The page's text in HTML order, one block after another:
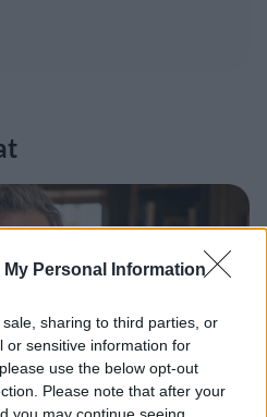
My Personal Information
sharing to third parties, or
or sensitive information for
use the below opt-out
Please note that after your
you may continue seeing